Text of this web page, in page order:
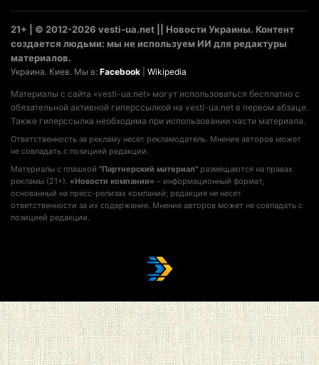
21+ | © 2012-2026 vesti-ua.net || Новости Украины. Контент
создается людьми: мы не используем ИИ для редактуры
материалов.
Украина. Киев. Мы в: Facebook Wikipedia
Материалы с сайта «vesti-ua.net» могут использоваться бесплатно с
обязательной активной гиперссылкой на vesti-ua.net в первом абзаце.
Также гиперссылка необходима при использовании части материала.
Ответственность за рекламу несет рекламодатель. Мнение авторов может
не совпадать с позицией редакции.
Материалы с плашкой "Партнерский материал" размещаются на правах
рекламы (21+). «Новости компании» – информационный формат,
основанный на пресс-релизах компаний; редакция не несет
ответственности за их содержание. Мнение авторов может не совпадать с
позицией редакции.